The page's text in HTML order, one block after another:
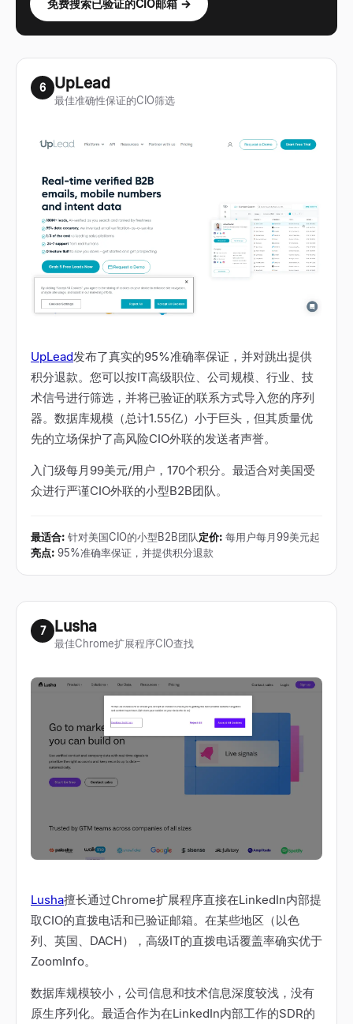
免费搜索已验证的CIO邮箱 →
6 UpLead
最佳准确性保证的CIO筛选
UpLead发布了真实的95%准确率保证，并对跳出提供
积分退款。您可以按IT高级职位、公司规模、行业、技
术信号进行筛选，并将已验证的联系方式导入您的序列
器。数据库规模（总计1.55亿）小于巨头，但其质量优
先的立场保护了高风险CIO外联的发送者声誉。
入门级每月99美元/用户，170个积分。最适合对美国受
众进行严谨CIO外联的小型B2B团队。
最适合: 针对美国CIO的小型B2B团队定价: 每用户每月99美元起
亮点: 95%准确率保证，并提供积分退款
7 Lusha
最佳Chrome扩展程序CIO查找
Lusha擅长通过Chrome扩展程序直接在LinkedIn内部提
取CIO的直拨电话和已验证邮箱。在某些地区（以色
列、英国、DACH），高级IT的直拨电话覆盖率确实优于
ZoomInfo。
数据库规模较小，公司信息和技术信息深度较浅，没有
原生序列化。最适合作为在LinkedIn内部工作的SDR的